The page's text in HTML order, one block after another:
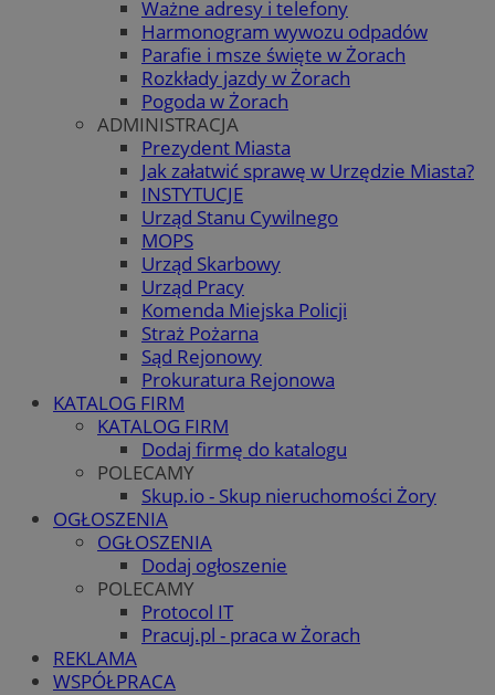
Ważne adresy i telefony
Harmonogram wywozu odpadów
Parafie i msze święte w Żorach
Rozkłady jazdy w Żorach
Pogoda w Żorach
ADMINISTRACJA
Prezydent Miasta
Jak załatwić sprawę w Urzędzie Miasta?
INSTYTUCJE
Urząd Stanu Cywilnego
MOPS
Urząd Skarbowy
Urząd Pracy
Komenda Miejska Policji
Straż Pożarna
Sąd Rejonowy
Prokuratura Rejonowa
KATALOG FIRM
KATALOG FIRM
Dodaj firmę do katalogu
POLECAMY
Skup.io - Skup nieruchomości Żory
OGŁOSZENIA
OGŁOSZENIA
Dodaj ogłoszenie
POLECAMY
Protocol IT
Pracuj.pl - praca w Żorach
REKLAMA
WSPÓŁPRACA